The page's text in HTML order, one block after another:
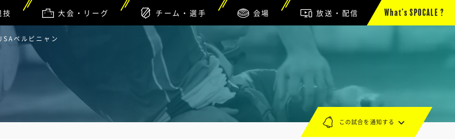
技 大会・リーグ チーム・選手 会場 放送・配信 What’s SPOCALE ?
ペルピニャン
この試合を通知する